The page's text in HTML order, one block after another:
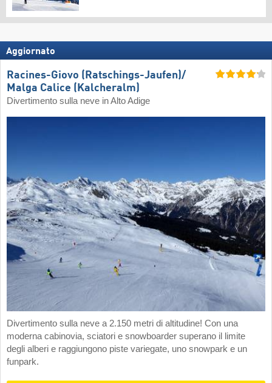
Aggiornato
Racines-Giovo (Ratschings-Jaufen)/​
Malga Calice (Kalcheralm)
Divertimento sulla neve in Alto Adige
Divertimento sulla neve a 2.150 metri di altitudine! Con una
moderna cabinovia, sciatori e snowboarder superano il limite
degli alberi e raggiungono piste variegate, uno snowpark e un
funpark.